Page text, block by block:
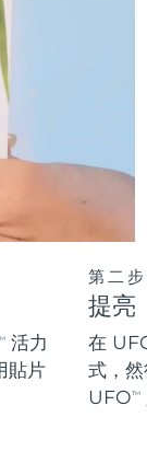
活力
貼片
第二步
提亮
在
式，
UFOTM
期
期
期
期12/08/2026
16/08/2026
期17/08/2026